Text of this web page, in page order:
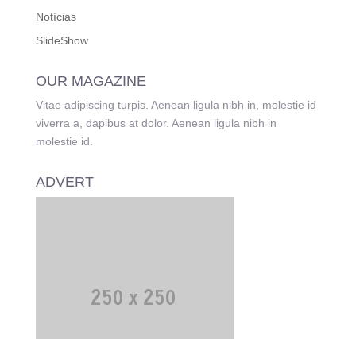
Notícias
SlideShow
OUR MAGAZINE
Vitae adipiscing turpis. Aenean ligula nibh in, molestie id
viverra a, dapibus at dolor. Aenean ligula nibh in
molestie id.
ADVERT